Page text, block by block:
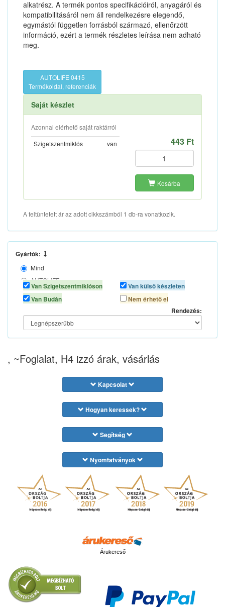
alkatrész. A termék pontos specifikációiról, anyagáról és
kompatibilitásáról nem áll rendelkezésre elegendő,
egymástól független forrásból származó, ellenőrzött
információ, ezért a termék részletes leírása nem adható
meg.
AUTOLIFE 0415
Termékoldal, referenciák
Saját készlet
Azonnal elérhető saját raktárról
Szigetszentmiklós
van 443 Ft
Kosárba
A feltüntetett ár az adott cikkszámból 1 db-ra vonatkozik.
Gyártók:
Mind
AUTOLIFE
AUTOMAX
N/A
Van Szigetszentmiklóson
Van Budán
Van külső készleten
Nem érhető el
Rendezés:
, ~Foglalat, H4 izzó árak, vásárlás
Kapcsolat
Hogyan keressek?
Segítség
Nyomtatványok
Árukereső